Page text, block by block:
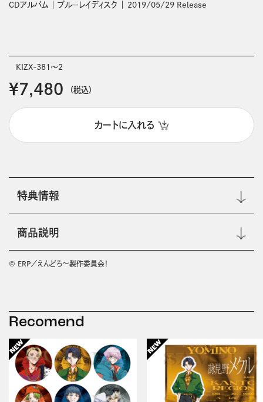
CDアルバム ブルーレイディスク 2019/05/29 Release
KIZX-381～2
￥7,480 (税込)
カートに入れる
特典情報
商品説明
© ERP／えんどろ～製作委員会！
Recomend